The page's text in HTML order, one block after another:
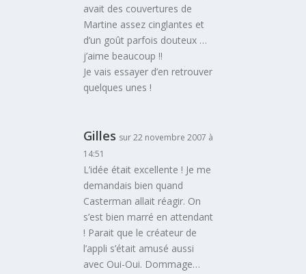
avait des couvertures de
Martine assez cinglantes et
d’un goût parfois douteux …
j’aime beaucoup !!
Je vais essayer d’en retrouver
quelques unes !
Gilles sur 22 novembre 2007 à
14:51
L’idée était excellente ! Je me
demandais bien quand
Casterman allait réagir. On
s’est bien marré en attendant
! Parait que le créateur de
l’appli s’était amusé aussi
avec Oui-Oui. Dommage…